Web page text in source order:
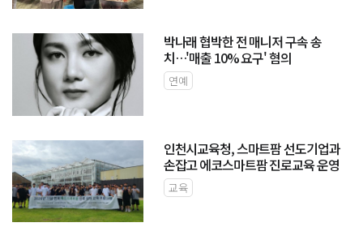
박나래 협박한 전 매니저 구속 송
치…'매출 10% 요구' 혐의
연예
인천시교육청, 스마트팜 선도기업과
손잡고 에코스마트팜 진로교육 운영
교육